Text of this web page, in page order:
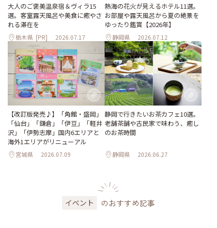
大人のご褒美温泉宿＆ヴィラ15
選。客室露天風呂や美食に癒やさ
れる滞在を
栃木県 [PR] 2026.07.17
熱海の花火が見えるホテル11選。
お部屋や露天風呂から夏の絶景を
ゆったり鑑賞【2026年】
静岡県 2026.07.12
【改訂版発売♪】「角館・盛岡」
「仙台」「鎌倉」「伊豆」「軽井
沢」「伊勢志摩」国内6エリアと
海外1エリアがリニューアル
宮城県 2026.07.09
静岡で行きたいお茶カフェ10選。
老舗茶舗や古民家で味わう、癒し
のお茶時間
静岡県 2026.06.27
イベント のおすすめ記事